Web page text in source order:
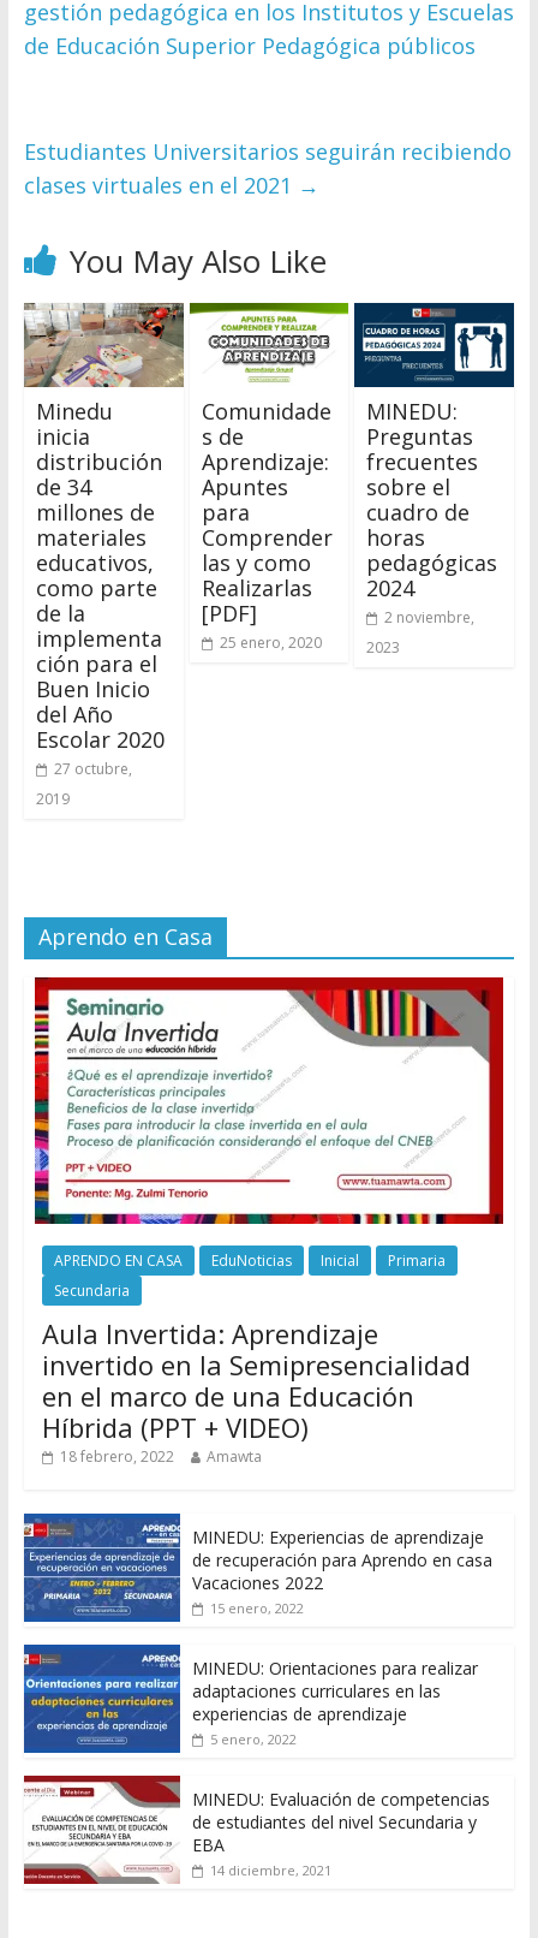
gestión pedagógica en los Institutos y Escuelas
de Educación Superior Pedagógica públicos
Estudiantes Universitarios seguirán recibiendo
clases virtuales en el 2021 →
You May Also Like
Minedu
inicia
distribución
de 34
millones de
materiales
educativos,
como parte
de la
implementa
ción para el
Buen Inicio
del Año
Escolar 2020
27 octubre,
2019
Comunidade
s de
Aprendizaje:
Apuntes
para
Comprender
las y como
Realizarlas
[PDF]
25 enero, 2020
MINEDU:
Preguntas
frecuentes
sobre el
cuadro de
horas
pedagógicas
2024
2 noviembre,
2023
Aprendo en Casa
APRENDO EN CASA EduNoticias Inicial
Primaria
Secundaria
Aula Invertida: Aprendizaje
invertido en la Semipresencialidad
en el marco de una Educación
Híbrida (PPT + VIDEO)
18 febrero, 2022 Amawta
MINEDU: Experiencias de aprendizaje
de recuperación para Aprendo en casa
Vacaciones 2022
15 enero, 2022
MINEDU: Orientaciones para realizar
adaptaciones curriculares en las
experiencias de aprendizaje
5 enero, 2022
MINEDU: Evaluación de competencias
de estudiantes del nivel Secundaria y
EBA
14 diciembre, 2021